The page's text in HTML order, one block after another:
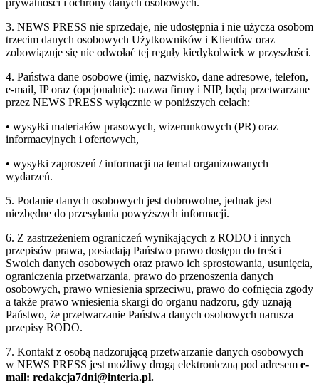
prywatności i ochrony danych osobowych.
3. NEWS PRESS nie sprzedaje, nie udostępnia i nie użycza osobom
trzecim danych osobowych Użytkowników i Klientów oraz
zobowiązuje się nie odwołać tej reguły kiedykolwiek w przyszłości.
4. Państwa dane osobowe (imię, nazwisko, dane adresowe, telefon,
e-mail, IP oraz (opcjonalnie): nazwa firmy i NIP, będą przetwarzane
przez NEWS PRESS wyłącznie w poniższych celach:
• wysyłki materiałów prasowych, wizerunkowych (PR) oraz
informacyjnych i ofertowych,
• wysyłki zaproszeń / informacji na temat organizowanych
wydarzeń.
5. Podanie danych osobowych jest dobrowolne, jednak jest
niezbędne do przesyłania powyższych informacji.
6. Z zastrzeżeniem ograniczeń wynikających z RODO i innych
przepisów prawa, posiadają Państwo prawo dostępu do treści
Swoich danych osobowych oraz prawo ich sprostowania, usunięcia,
ograniczenia przetwarzania, prawo do przenoszenia danych
osobowych, prawo wniesienia sprzeciwu, prawo do cofnięcia zgody
a także prawo wniesienia skargi do organu nadzoru, gdy uznają
Państwo, że przetwarzanie Państwa danych osobowych narusza
przepisy RODO.
7. Kontakt z osobą nadzorującą przetwarzanie danych osobowych
w NEWS PRESS jest możliwy drogą elektroniczną pod adresem e-
mail: redakcja7dni@interia.pl.